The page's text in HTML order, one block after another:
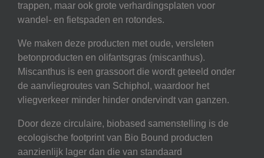
trappen, maar ook grote verhardingsplaten voor
wandel- en fietspaden en rotondes.
We maken deze producten met oude, versleten
betonproducten en olifantsgras (miscanthus).
Miscanthus is een grassoort die wordt geteeld onder
de aanvliegroutes van Schiphol, waardoor het
vliegverkeer minder hinder ondervindt van ganzen.
Door deze circulaire, biobased samenstelling is de
ecologische footprint van Bio Bound producten
aanzienlijk lager dan die van standaard